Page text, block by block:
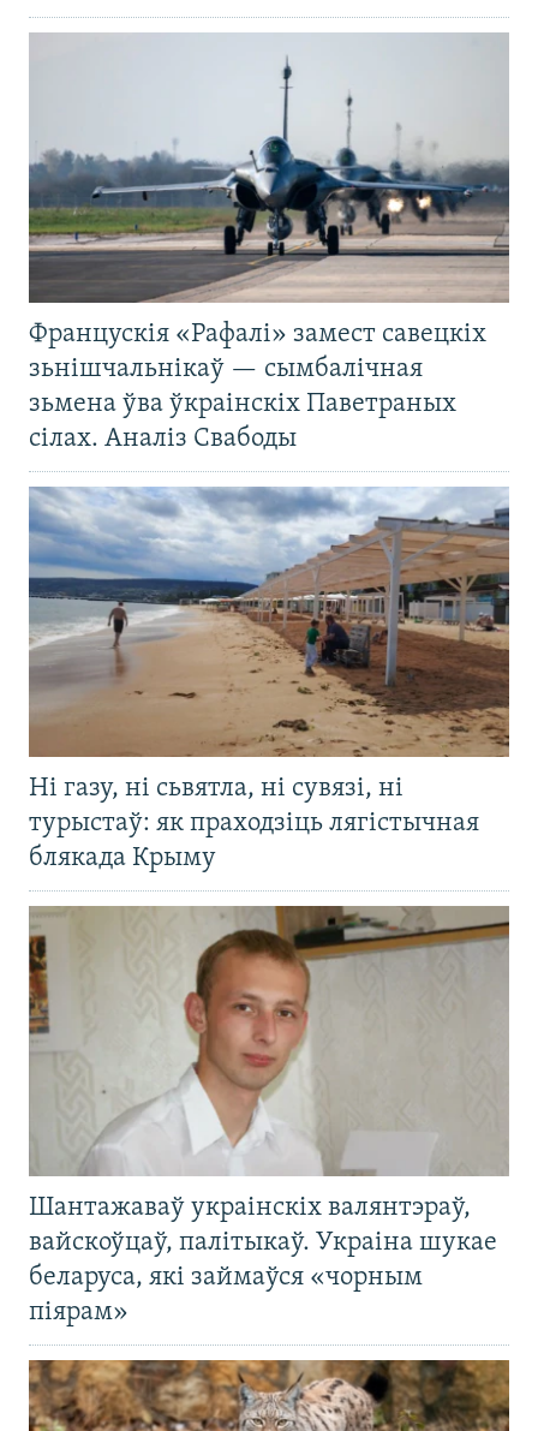
Францускія «Рафалі» замест савецкіх
зьнішчальнікаў — сымбалічная
зьмена ўва ўкраінскіх Паветраных
сілах. Аналіз Свабоды
Ні газу, ні сьвятла, ні сувязі, ні
турыстаў: як праходзіць лягістычная
блякада Крыму
Шантажаваў украінскіх валянтэраў,
вайскоўцаў, палітыкаў. Украіна шукае
беларуса, які займаўся «чорным
піярам»